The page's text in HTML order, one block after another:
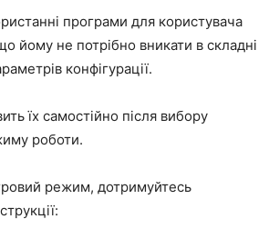
програми для користувача
йому не потрібно вникати в складні
конфігурації.
їх самостійно після вибору
роботи.
режим, дотримуйтесь